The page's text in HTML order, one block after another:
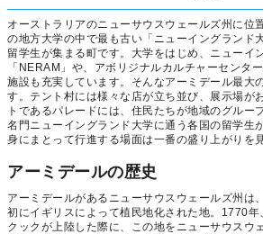
オーストラリアのニューサウスウェールズ州に位
の地方大学の中で最も古い「ニューイングランド
留学生が集まる町です。大学をはじめ、ニューイ
「NERAM」や、アボリジナルカルチャーセンタ
施設も充実しています。そんなアーミデール最大
す。テント村には様々な店が立ち並び、展示場が
トであるパレードには、住民たちが地域のグルー
名門ニューイングランド大学に通う各国の留学生
身にまとって行進する場面は一番の盛り上がりを
アーミデールの歴史
アーミデールがあるニューサウスウェールズ州は
初にイギリスによって植民地化された地。1770年
クックが上陸した際に、この地をニューサウスウ